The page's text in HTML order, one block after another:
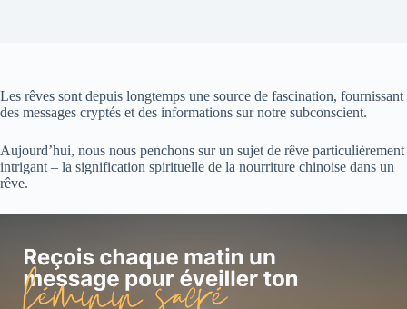
Les rêves sont depuis longtemps une source de fascination, fournissant
des messages cryptés et des informations sur notre subconscient.
Aujourd’hui, nous nous penchons sur un sujet de rêve particulièrement
intrigant – la signification spirituelle de la nourriture chinoise dans un
rêve.